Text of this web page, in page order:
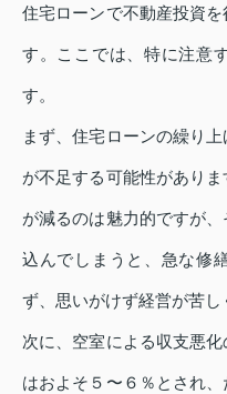
住宅ローンで不動産投資
す。ここでは、特に注意
す。
まず、住宅ローンの繰り
が不足する可能性があり
が減るのは魅力的ですが
込んでしまうと、急な修
ず、思いがけず経営が苦し
次に、空室による収支悪
はおよそ５〜６％とされ